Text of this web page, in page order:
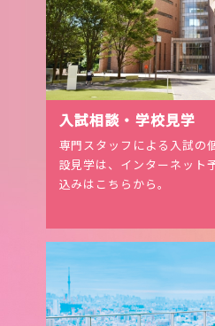
⼊試相談・学校⾒学
専門スタッフによる入試の
設見学は、インターネット
込みはこちらから。